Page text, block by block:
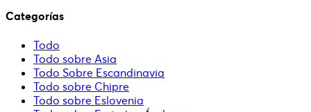
Categorías
Todo
Todo sobre Asia
Todo Sobre Escandinavia
Todo sobre Chipre
Todo sobre Eslovenia